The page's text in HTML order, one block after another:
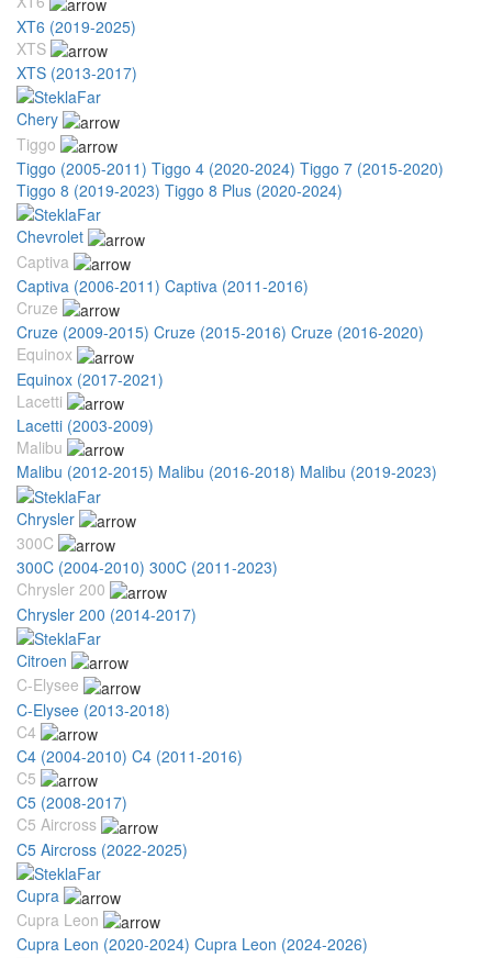
XT6 (2019-2025)
XTS
XTS (2013-2017)
Chery
Tiggo
Tiggo (2005-2011) Tiggo 4 (2020-2024) Tiggo 7 (2015-2020)
Tiggo 8 (2019-2023) Tiggo 8 Plus (2020-2024)
Chevrolet
Captiva
Captiva (2006-2011) Captiva (2011-2016)
Cruze
Cruze (2009-2015) Cruze (2015-2016) Cruze (2016-2020)
Equinox
Equinox (2017-2021)
Lacetti
Lacetti (2003-2009)
Malibu
Malibu (2012-2015) Malibu (2016-2018) Malibu (2019-2023)
Chrysler
300C
300C (2004-2010) 300C (2011-2023)
Chrysler 200
Chrysler 200 (2014-2017)
Citroen
C-Elysee
C-Elysee (2013-2018)
C4
C4 (2004-2010) C4 (2011-2016)
C5
C5 (2008-2017)
C5 Aircross
C5 Aircross (2022-2025)
Cupra
Cupra Leon
Cupra Leon (2020-2024) Cupra Leon (2024-2026)